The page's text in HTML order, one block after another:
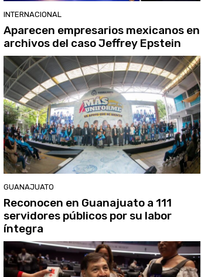
INTERNACIONAL
Aparecen empresarios mexicanos en
archivos del caso Jeffrey Epstein
GUANAJUATO
Reconocen en Guanajuato a 111
servidores públicos por su labor
íntegra